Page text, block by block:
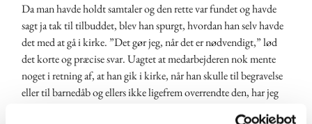
Da man havde holdt samtaler og den rette var fundet og havde
sagt ja tak til tilbuddet, blev han spurgt, hvordan han selv havde
det med at gå i kirke. ”Det gør jeg, når det er nødvendigt,” lød
det korte og præcise svar. Uagtet at medarbejderen nok mente
noget i retning af, at han gik i kirke, når han skulle til begravelse
eller til barnedåb og ellers ikke ligefrem overrendte den, har jeg